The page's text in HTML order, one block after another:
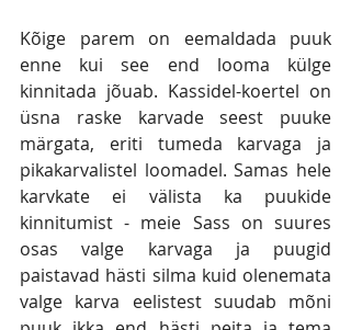
Kõige parem on eemaldada puuk
enne kui see end looma külge
kinnitada jõuab. Kassidel-koertel on
üsna raske karvade seest puuke
märgata, eriti tumeda karvaga ja
pikakarvalistel loomadel. Samas hele
karvkate ei välista ka puukide
kinnitumist - meie Sass on suures
osas valge karvaga ja puugid
paistavad hästi silma kuid olenemata
valge karva eelistest suudab mõni